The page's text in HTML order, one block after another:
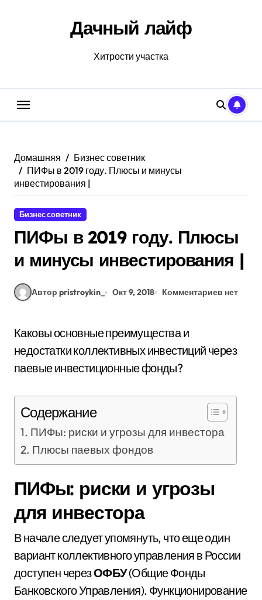
Дачный лайф
Хитрости участка
Домашняя
Бизнес советник
ПИФы в 2019 году. Плюсы и минусы
инвестирования |
Бизнес советник
ПИФы в 2019 году. Плюсы
и минусы инвестирования |
Автор pristroykin_ Окт 9, 2018 Комментариев нет
Каковы основные преимущества и
недостатки коллективных инвестиций через
паевые инвестиционные фонды?
Содержание
ПИФы: риски и угрозы для инвестора
Плюсы паевых фондов
ПИФы: риски и угрозы
для инвестора
В начале следует упомянуть, что еще один
вариант коллективного управления в России
доступен черезОФБУ(Общие Фонды
Банковского Управления). Функционирование